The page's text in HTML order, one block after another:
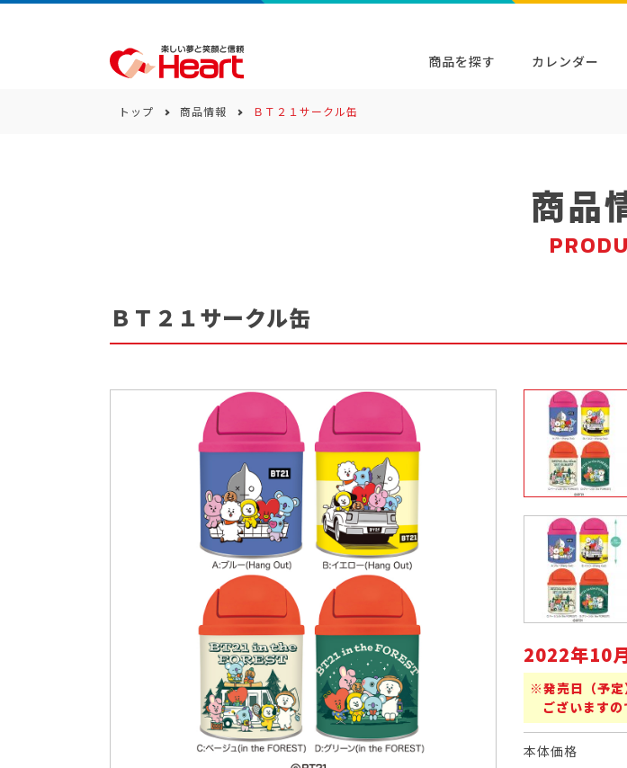
商品を探す
商品一覧 キーワード検索
カレンダー
カテゴリー
トップ 商品情報 ＢＴ２１サークル缶
商品
ＢＴ２１サークル缶
2022年10
※発売日（予定
ございますの
本体価格